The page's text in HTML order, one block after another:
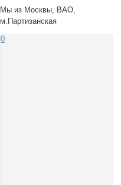
Мы из Москвы, ВАО,
м.Партизанская
0